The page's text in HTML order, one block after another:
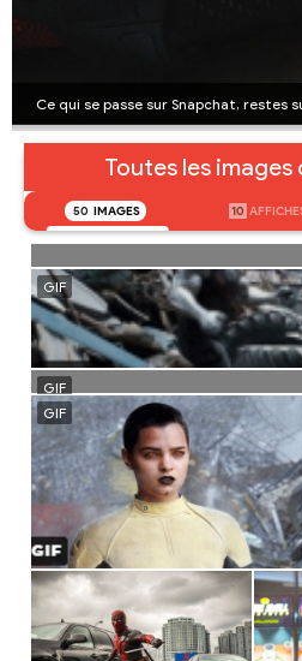
Ce qui se passe sur Snapchat, restes
Toutes les
50 IMAGES 10